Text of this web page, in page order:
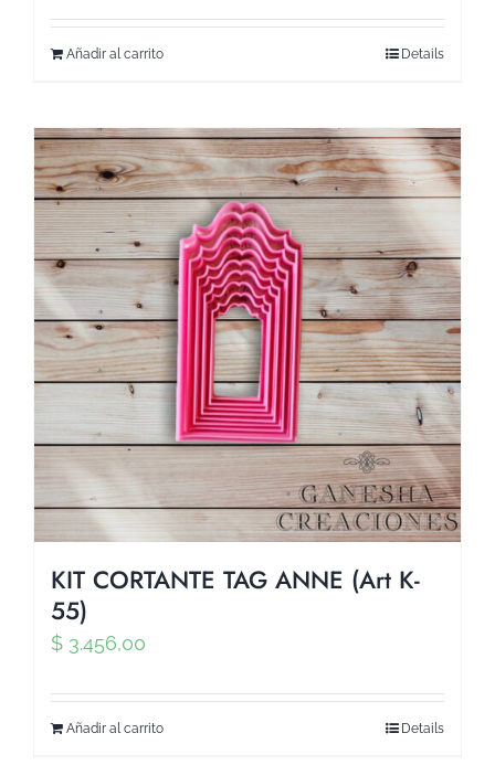
Añadir al carrito Details
KIT CORTANTE TAG ANNE (Art K-
55)
$ 3.456,00
Añadir al carrito Details